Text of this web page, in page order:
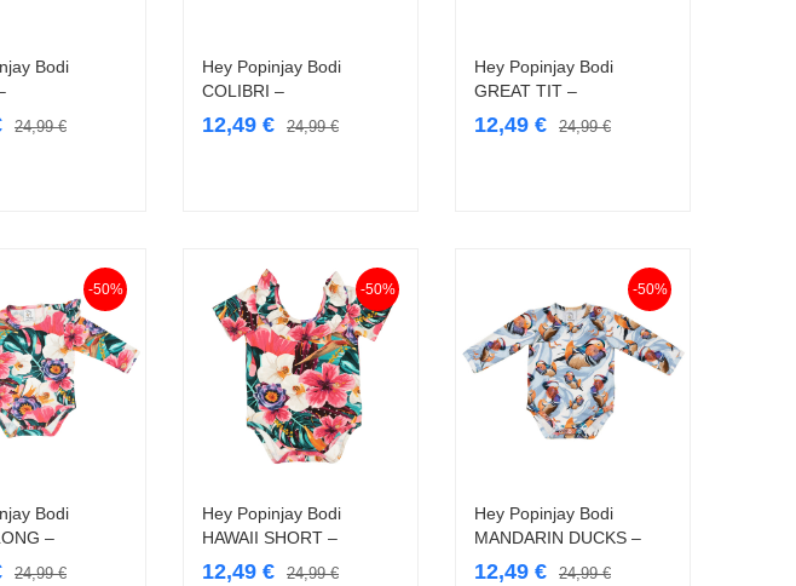
Vali
Bodi
24,99€
Vali
Hey Popinjay Bodi
COLIBRI –
24,99€
12,49 €
Vali
Hey Popinjay Bodi
GREAT TIT –
24,99€
12,49 €
-50%
Vali
Bodi
–
24,99€
-50%
Vali
Hey Popinjay Bodi
HAWAII SHORT –
24,99€
12,49 €
-50%
Vali
Hey Popinjay Bodi
MANDARIN DUCKS –
24,99€
12,49 €